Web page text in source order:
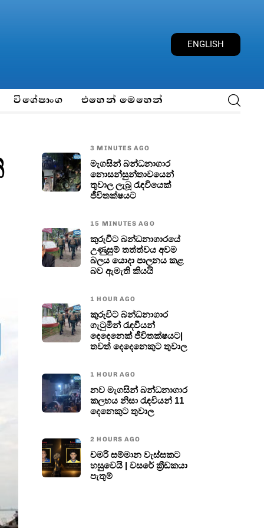
ENGLISH
විශේෂාංග එහෙන් මෙහෙන්
3 MINUTES AGO
මැගසින් බන්ධනාගාර
නොසන්සුන්තාවයෙන්
තුවාල ලැබූ රැඳවියෙක්
ජීවිතක්ෂයට
15 MINUTES AGO
කුරුවිට බන්ධනාගාරයේ
උණුසුම් තත්ත්වය අවම
බලය යොදා පාලනය කළ
බව ඇමැති කියයි
1 HOUR AGO
කුරුවිට බන්ධනාගාර
ගැටුමින් රැඳවියන්
දෙදෙනෙක් ජීවිතක්ෂයට|
තවත් දෙදෙනෙකුට තුවාල
1 HOUR AGO
නව මැගසින් බන්ධනාගාර
කලහය නිසා රැඳවියන් 11
දෙනෙකුට තුවාල
2 HOURS AGO
චමරි සම්මාන වැස්සකට
හසුවෙයි | වසරේ ක්‍රීඩකයා
පැතුම්